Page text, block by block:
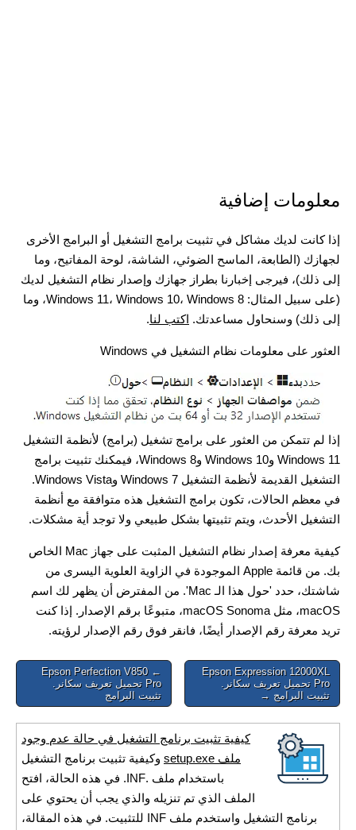
معلومات إضافية
إذا كانت لديك مشاكل في تثبيت برامج التشغيل أو البرامج الأخرى
لجهازك (الطابعة، الماسح الضوئي، الشاشة، لوحة المفاتيح، وما
إلى ذلك)، فيرجى إخبارنا بطراز جهازك وإصدار نظام التشغيل لديك
(على سبيل المثال: Windows 11، Windows 10، Windows 8، وما
إلى ذلك) وسنحاول مساعدتك. اكتب لنا.
العثور على معلومات نظام التشغيل في Windows
إذا لم تتمكن من العثور على برامج تشغيل (برامج) لأنظمة التشغيل
Windows 11 وWindows 10 وWindows 8، فيمكنك تثبيت برامج
التشغيل القديمة لأنظمة التشغيل Windows 7 وWindows Vista.
في معظم الحالات، تكون برامج التشغيل هذه متوافقة مع أنظمة
التشغيل الأحدث، ويتم تثبيتها بشكل طبيعي ولا توجد أية مشكلات.
كيفية معرفة إصدار نظام التشغيل المثبت على جهاز Mac الخاص
بك. من قائمة Apple الموجودة في الزاوية العلوية اليسرى من
شاشتك، حدد 'حول هذا الـ Mac'. من المفترض أن يظهر لك اسم
macOS، مثل macOS Sonoma، متبوعًا برقم الإصدار. إذا كنت
تريد معرفة رقم الإصدار أيضًا، فانقر فوق رقم الإصدار لرؤيته.
Post
navigation
← Epson Perfection V850
Pro تحميل تعريف سكانر.
تثبيت البرامج
Epson Expression 12000XL
Pro تحميل تعريف سكانر.
تثبيت البرامج →
كيفية تثبيت برنامج التشغيل في حالة عدم وجود
ملف setup.exe
وكيفية تثبيت برنامج التشغيل
باستخدام ملف .INF. في هذه الحالة، افتح
الملف الذي تم تنزيله والذي يجب أن يحتوي على
برنامج التشغيل واستخدم ملف INF للتثبيت. في هذه المقالة،